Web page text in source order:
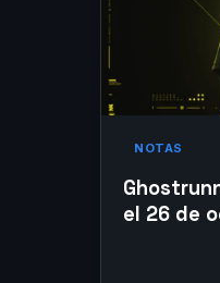
NOTAS
el 26 de